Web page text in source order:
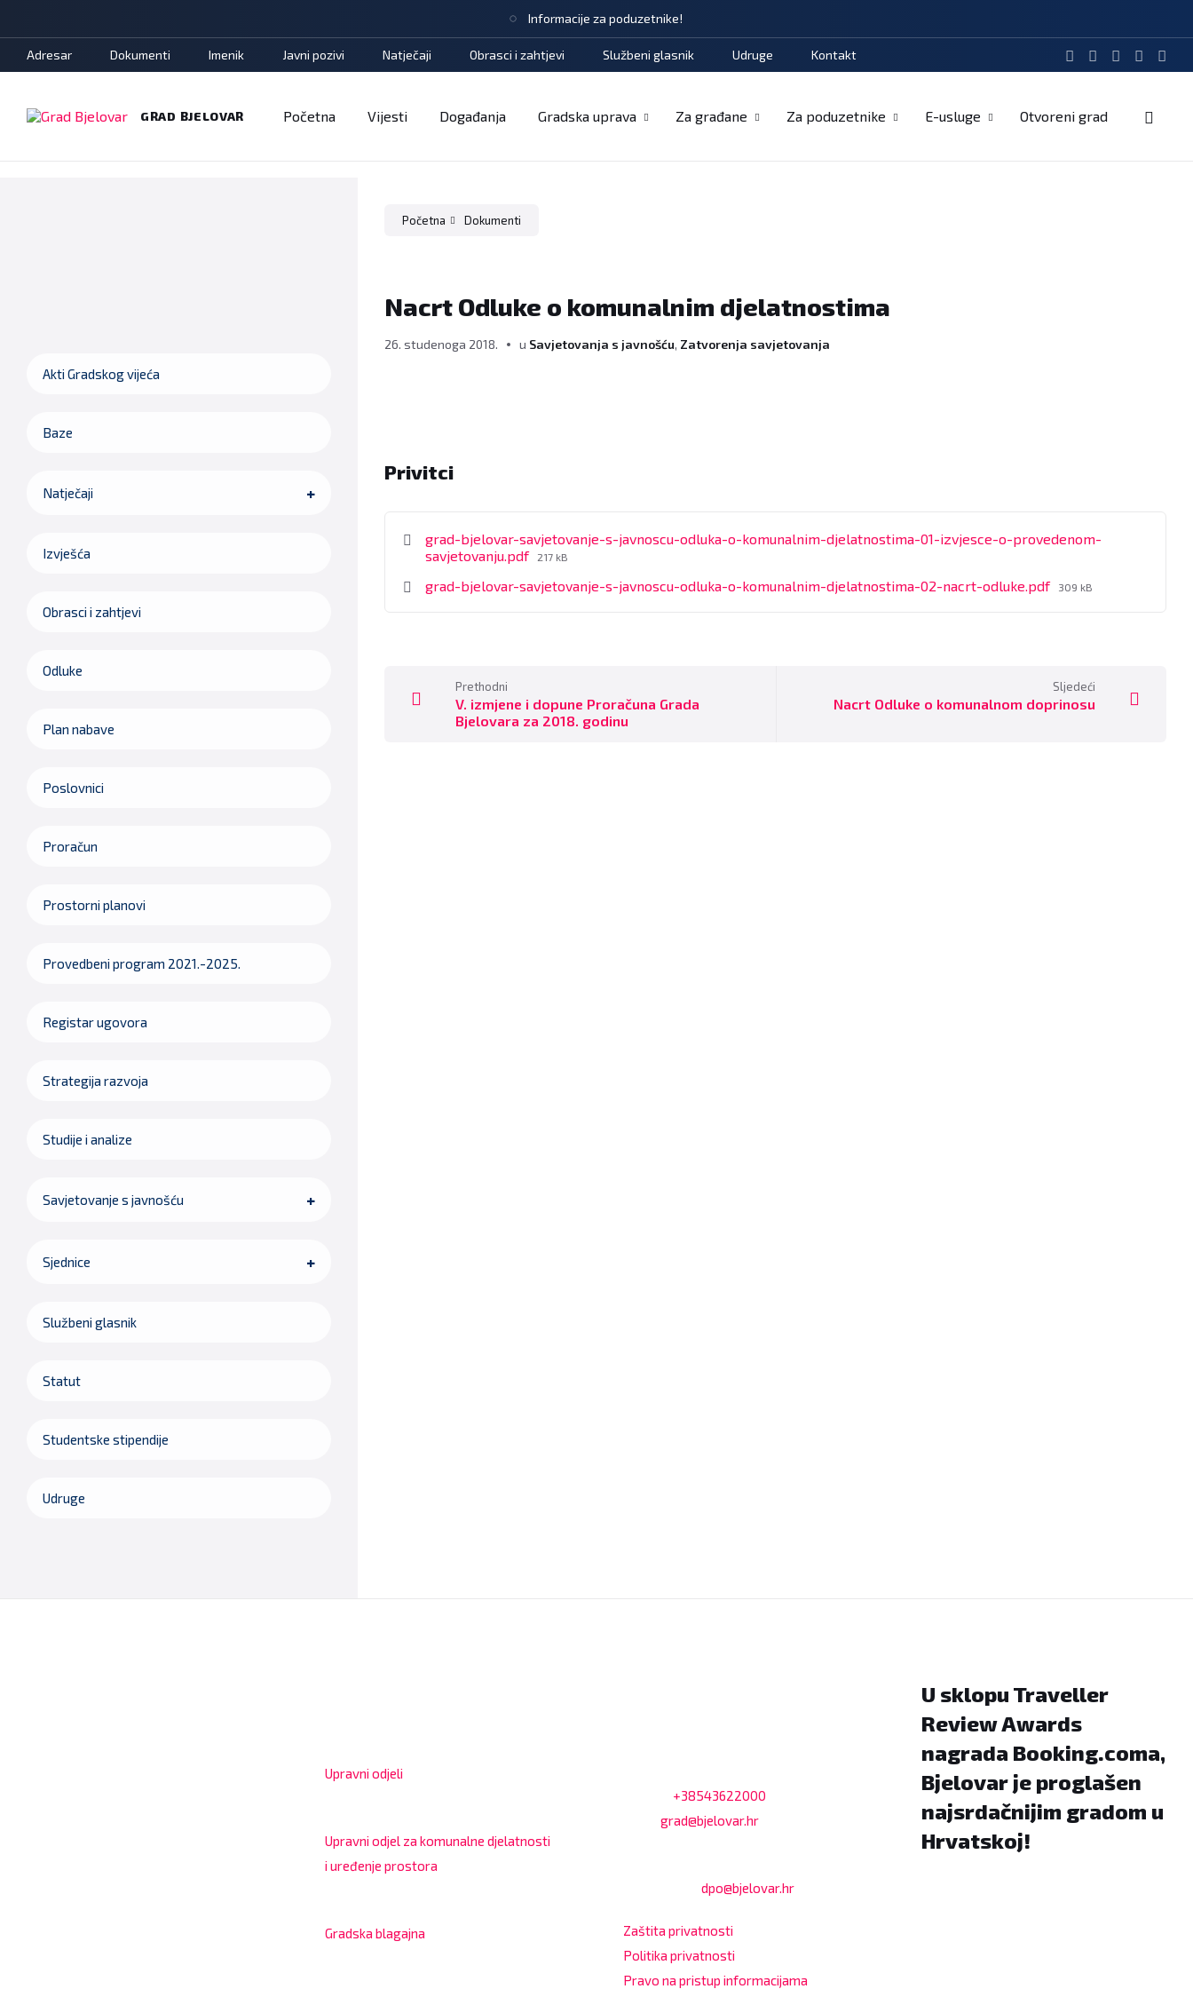
Informacije za poduzetnike!
Adresar Dokumenti Imenik Javni pozivi Natječaji Obrasci i zahtjevi Službeni glasnik Udruge Kontakt
GRAD BJELOVAR Početna Vijesti Događanja Gradska uprava Za građane Za poduzetnike E-usluge Otvoreni grad
Početna Dokumenti
Nacrt Odluke o komunalnim djelatnostima
26. studenoga 2018. u Savjetovanja s javnošću, Zatvorenja savjetovanja
Privitci
grad-bjelovar-savjetovanje-s-javnoscu-odluka-o-komunalnim-djelatnostima-01-izvjesce-o-provedenom-
savjetovanju.pdf File
217 kB
grad-bjelovar-savjetovanje-s-javnoscu-odluka-o-komunalnim-djelatnostima-02-nacrt-odluke.pdf File
309 kB
Prethodni
V. izmjene i dopune Proračuna Grada
Bjelovara za 2018. godinu
Sljedeći
Nacrt Odluke o komunalnom doprinosu
Akti Gradskog vijeća
Baze
Natječaji
Izvješća
Obrasci i zahtjevi
Odluke
Plan nabave
Poslovnici
Proračun
Prostorni planovi
Provedbeni program 2021.-2025.
Registar ugovora
Strategija razvoja
Studije i analize
Savjetovanje s javnošću
Sjednice
Službeni glasnik
Statut
Studentske stipendije
Udruge
Upravni odjeli
Upravni odjel za komunalne djelatnosti
i uređenje prostora
Gradska blagajna
+38543622000
grad@bjelovar.hr
dpo@bjelovar.hr
Zaštita privatnosti
Politika privatnosti
Pravo na pristup informacijama
U sklopu Traveller
Review Awards
nagrada Booking.coma,
Bjelovar je proglašen
najsrdačnijim gradom u
Hrvatskoj!